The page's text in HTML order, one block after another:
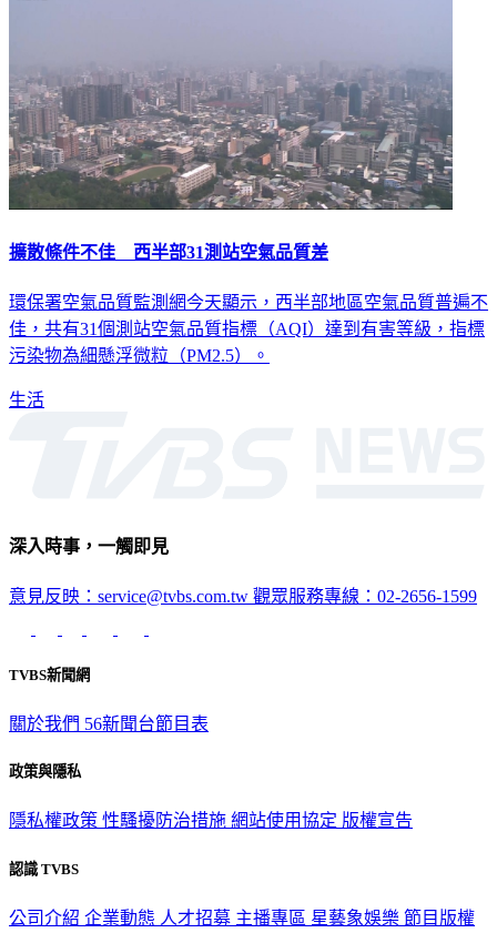
擴散條件不佳 西半部31測站空氣品質差
環保署空氣品質監測網今天顯示，西半部地區空氣品質普遍不
佳，共有31個測站空氣品質指標（AQI）達到有害等級，指標
污染物為細懸浮微粒（PM2.5）。
生活
深入時事，一觸即見
意見反映：service@tvbs.com.tw 觀眾服務專線：02-2656-1599
TVBS新聞網
關於我們 56新聞台節目表
政策與隱私
隱私權政策 性騷擾防治措施 網站使用協定 版權宣告
認識 TVBS
公司介紹 企業動態 人才招募 主播專區 星藝象娛樂 節目版權